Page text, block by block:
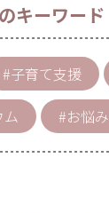
キーワード
#子育て支援
ム
#お悩